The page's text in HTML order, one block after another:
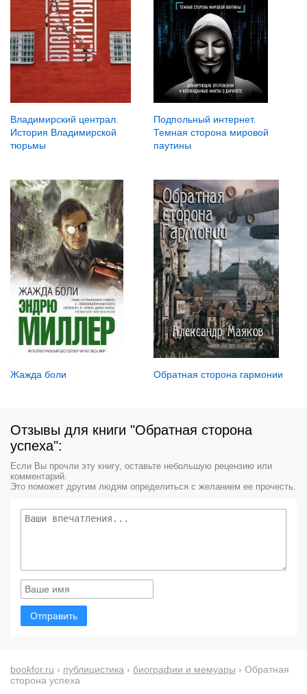
Владимирский централ.
История Владимирской
тюрьмы
Подпольный интернет.
Темная сторона мировой
паутины
Жажда боли Обратная сторона гармонии
Отзывы для книги "Обратная сторона
успеха":
Если Вы прочли эту книгу, оставьте небольшую рецензию или
комментарий.
Это поможет другим людям определиться с желанием ее прочесть.
Отправить
bookfor.ru › публицистика › биографии и мемуары › Обратная
сторона успеха